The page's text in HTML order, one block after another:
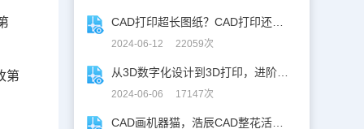
第
2024-06-12 22059次
2024-06-06 17147次